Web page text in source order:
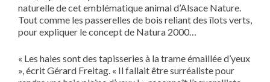
naturelle de cet emblématique animal d’Alsace Nature.
Tout comme les passerelles de bois reliant des îlots verts,
pour expliquer le concept de Natura 2000…
« Les haies sont des tapisseries à la trame émaillée d’yeux
», écrit Gérard Freitag. « Il fallait être surréaliste pour